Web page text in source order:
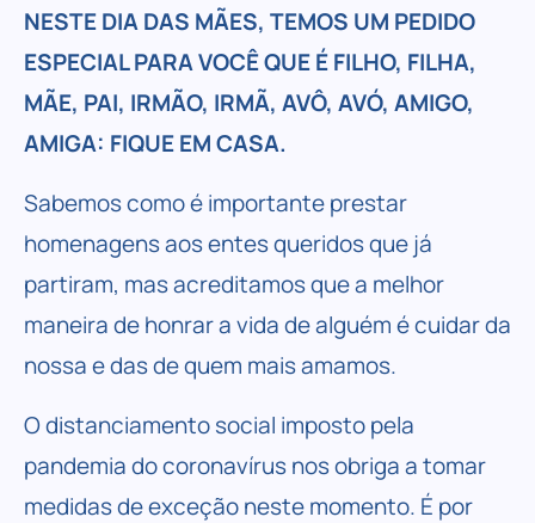
NESTE DIA DAS MÃES, TEMOS UM PEDIDO
ESPECIAL PARA VOCÊ QUE É FILHO, FILHA,
MÃE, PAI, IRMÃO, IRMÃ, AVÔ, AVÓ, AMIGO,
AMIGA: FIQUE EM CASA.
Sabemos como é importante prestar
homenagens aos entes queridos que já
partiram, mas acreditamos que a melhor
maneira de honrar a vida de alguém é cuidar da
nossa e das de quem mais amamos.
O distanciamento social imposto pela
pandemia do coronavírus nos obriga a tomar
medidas de exceção neste momento. É por